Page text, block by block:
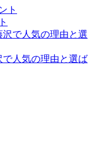
人気の理由と選ば